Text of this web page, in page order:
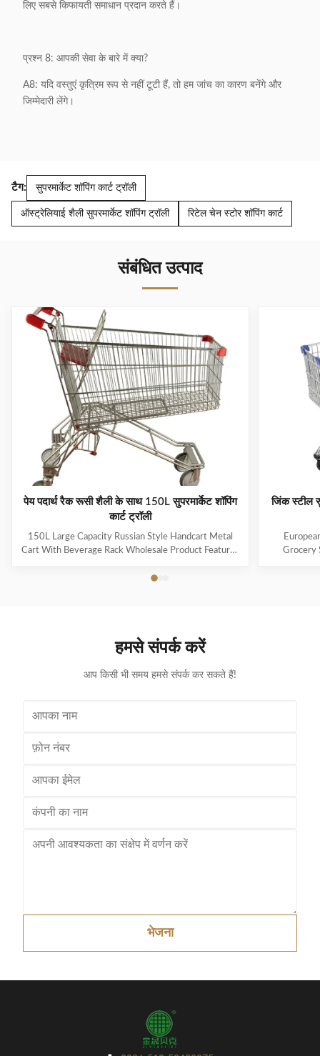
लिए सबसे किफायती समाधान प्रदान करते हैं।
प्रश्न 8: आपकी सेवा के बारे में क्या?
A8: यदि वस्तुएं कृत्रिम रूप से नहीं टूटी हैं, तो हम जांच का कारण बनेंगे और
जिम्मेदारी लेंगे।
टैग: सुपरमार्केट शॉपिंग कार्ट ट्रॉली
ऑस्ट्रेलियाई शैली सुपरमार्केट शॉपिंग ट्रॉली रिटेल चेन स्टोर शॉपिंग कार्ट
संबंधित उत्पाद
पेय पदार्थ रैक रूसी शैली के साथ 150L सुपरमार्केट शॉपिंग
कार्ट ट्रॉली
150L Large Capacity Russian Style Handcart Metal
Cart With Beverage Rack Wholesale Product Features
which is high-quality and durable Europe and the
With a storage foundation, free up more space
जिंक स्टील
Grocery
हमसे संपर्क करें
आप किसी भी समय हमसे संपर्क कर सकते हैं!
भेजना